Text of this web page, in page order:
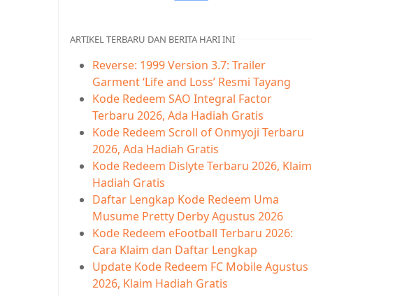
ARTIKEL TERBARU DAN BERITA HARI INI
Reverse: 1999 Version 3.7: Trailer
Garment ‘Life and Loss’ Resmi Tayang
Kode Redeem SAO Integral Factor
Terbaru 2026, Ada Hadiah Gratis
Kode Redeem Scroll of Onmyoji Terbaru
2026, Ada Hadiah Gratis
Kode Redeem Dislyte Terbaru 2026, Klaim
Hadiah Gratis
Daftar Lengkap Kode Redeem Uma
Musume Pretty Derby Agustus 2026
Kode Redeem eFootball Terbaru 2026:
Cara Klaim dan Daftar Lengkap
Update Kode Redeem FC Mobile Agustus
2026, Klaim Hadiah Gratis